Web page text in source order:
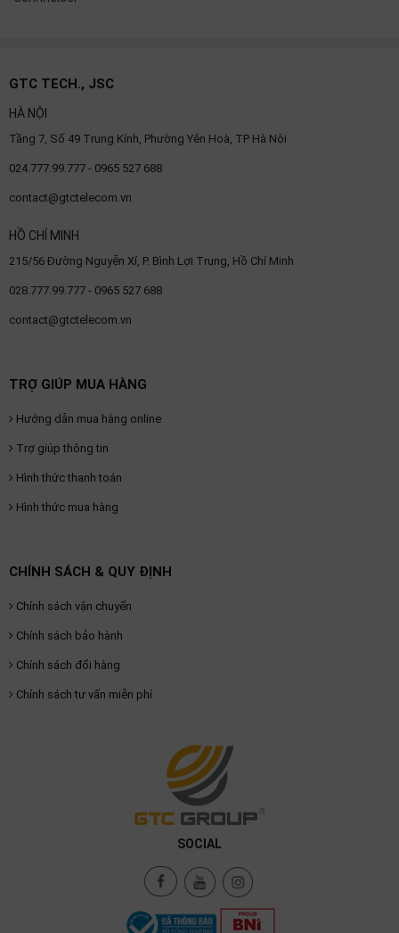
GTC TECH., JSC
HÀ NỘI
Tầng 7, Số 49 Trung Kính, Phường Yên Hoà, TP Hà Nội
024.777.99.777 - 0965 527 688
contact@gtctelecom.vn
HỒ CHÍ MINH
215/56 Đường Nguyễn Xí, P. Bình Lợi Trung, Hồ Chí Minh
028.777.99.777 - 0965 527 688
contact@gtctelecom.vn
TRỢ GIÚP MUA HÀNG
Hướng dẫn mua hàng online
Trợ giúp thông tin
Hình thức thanh toán
Hình thức mua hàng
CHÍNH SÁCH & QUY ĐỊNH
Chính sách vận chuyển
Chính sách bảo hành
Chính sách đổi hàng
Chính sách tư vấn miễn phí
SOCIAL